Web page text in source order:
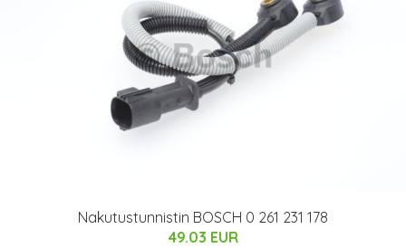
Nakutustunnistin BOSCH 0 261 231 178
49.03 EUR